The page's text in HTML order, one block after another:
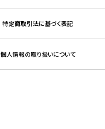
特定商取引法に基づく表記
個人情報の取り扱いについて